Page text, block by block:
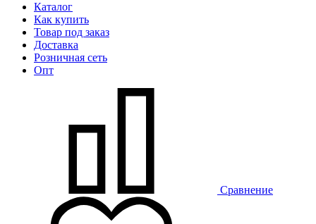
Каталог
Как купить
Товар под заказ
Доставка
Розничная сеть
Опт
Сравнение